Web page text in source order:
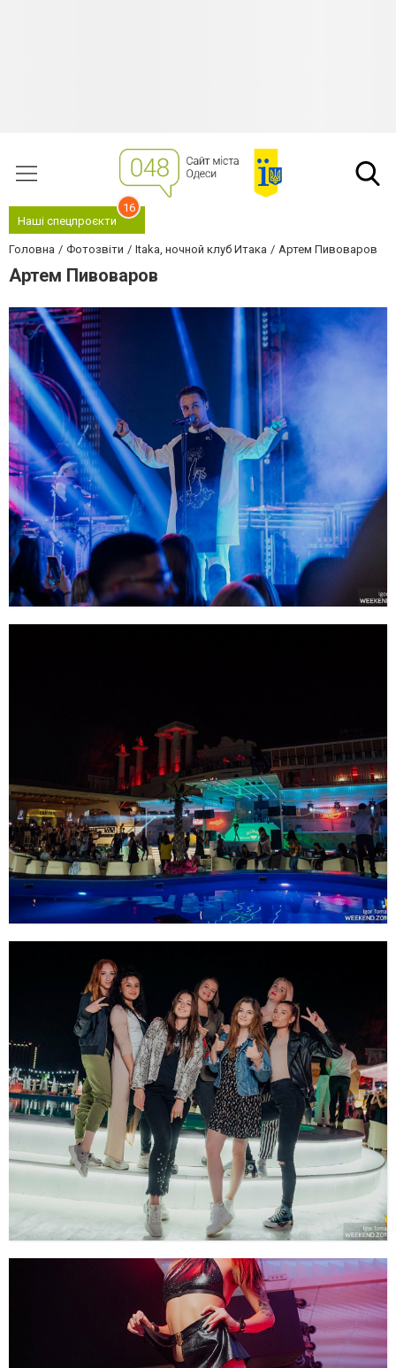
Наші спецпроєкти
16
Головна Фотозвіти Itaka, ночной клуб Итака Артем Пивоваров
Артем Пивоваров